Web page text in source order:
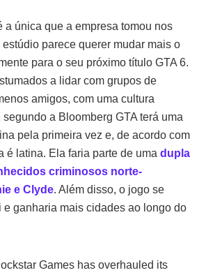
a única que a empresa tomou nos
parece querer mudar mais o
para o seu próximo título GTA 6.
a lidar com grupos de
amigos, com uma cultura
segundo a Bloomberg GTA terá uma
pela primeira vez e, de acordo com
é latina. Ela faria parte de uma dupla
criminosos norte-
e Clyde. Além disso, o jogo se
e ganharia mais cidades ao longo do
Games has overhauled its